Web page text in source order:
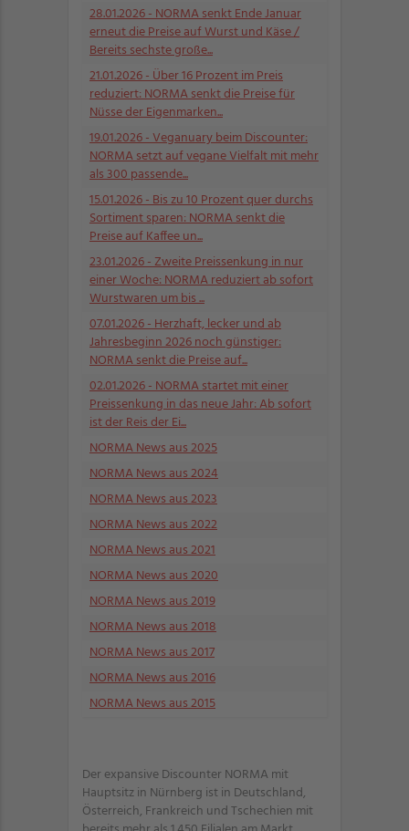
28.01.2026- NORMA senkt Ende Januar
erneut die Preise auf Wurst und Käse /
Bereits sechste große...
21.01.2026- Über 16 Prozent im Preis
reduziert: NORMA senkt die Preise für
Nüsse der Eigenmarken...
19.01.2026- Veganuary beim Discounter:
NORMA setzt auf vegane Vielfalt mit mehr
als 300 passende...
15.01.2026- Bis zu 10 Prozent quer durchs
Sortiment sparen: NORMA senkt die
Preise auf Kaffee un...
23.01.2026- Zweite Preissenkung in nur
einer Woche: NORMA reduziert ab sofort
Wurstwaren um bis ...
07.01.2026- Herzhaft, lecker und ab
Jahresbeginn 2026 noch günstiger:
NORMA senkt die Preise auf...
02.01.2026- NORMA startet mit einer
Preissenkung in das neue Jahr: Ab sofort
ist der Reis der Ei...
NORMA News aus 2025
NORMA News aus 2024
NORMA News aus 2023
NORMA News aus 2022
NORMA News aus 2021
NORMA News aus 2020
NORMA News aus 2019
NORMA News aus 2018
NORMA News aus 2017
NORMA News aus 2016
NORMA News aus 2015
Der expansive Discounter NORMA mit
Hauptsitz in Nürnberg ist in Deutschland,
Österreich, Frankreich und Tschechien mit